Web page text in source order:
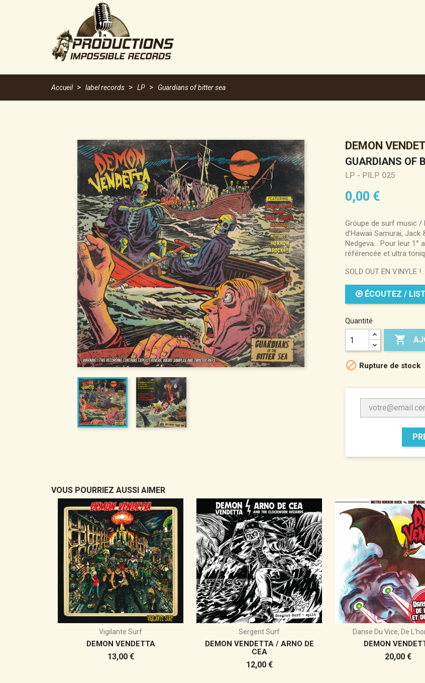
Accueil label records LP Guardians of bitter sea
DEMON
GUARDIANS OF
LP - PILP 025
0,00 €
Groupe de surf music
d’Hawaii Samurai,
Nedgeva… Pour leur 1°
référencée et ultra
SOLD OUT EN VINYLE !
ÉCOUTEZ /
Quantité

 Rupture de stock
VOUS POURRIEZ AUSSI AIMER
Vigilante Surf
DEMON VENDETTA
Prix
13,00 €
Sergent Surf
DEMON VENDETTA / ARNO DE
CEA
Prix
12,00 €
Danse Du Vice, De
DEMON
Prix
20,00 €